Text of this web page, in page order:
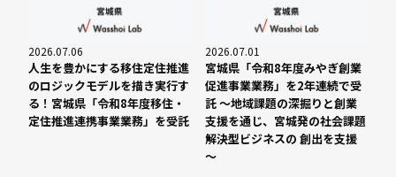
2026.07.06
人生を豊かにする移住定住推進
のロジックモデルを描き実行す
る！宮城県「令和8年度移住・
定住推進連携事業業務」を受託
2026.07.01
宮城県「令和8年度みやぎ創業
促進事業業務」を2年連続で受
託 ～地域課題の深掘りと創業
支援を通じ、宮城発の社会課題
解決型ビジネスの 創出を支援
～